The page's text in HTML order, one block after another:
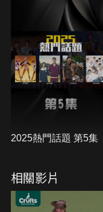
2025熱門話題 第5集
相關影片